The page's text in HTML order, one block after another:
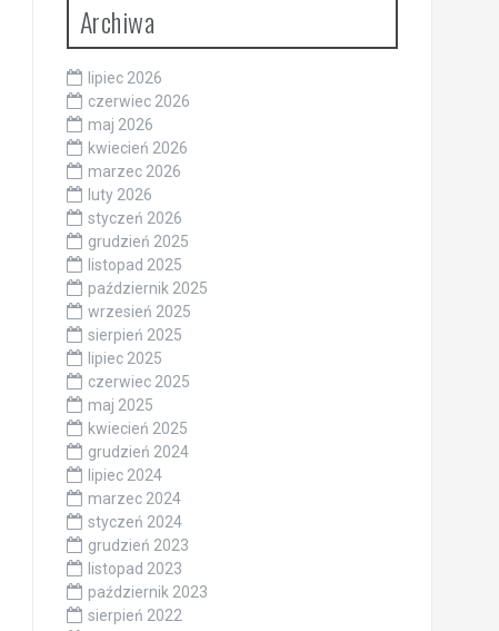
Archiwa
lipiec 2026
czerwiec 2026
maj 2026
kwiecień 2026
marzec 2026
luty 2026
styczeń 2026
grudzień 2025
listopad 2025
październik 2025
wrzesień 2025
sierpień 2025
lipiec 2025
czerwiec 2025
maj 2025
kwiecień 2025
grudzień 2024
lipiec 2024
marzec 2024
styczeń 2024
grudzień 2023
listopad 2023
październik 2023
sierpień 2022